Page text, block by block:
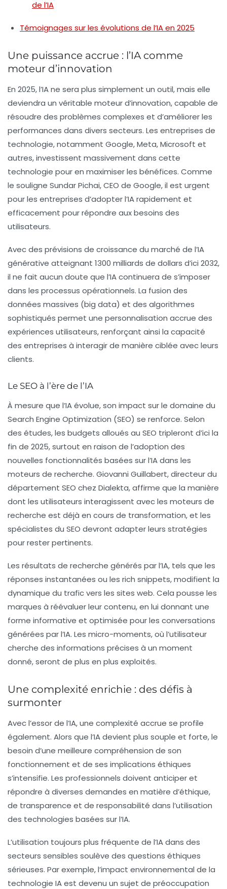
de l’IA
Témoignages sur les évolutions de l’IA en 2025
Une puissance accrue : l’IA comme
moteur d’innovation
En 2025, l’IA ne sera plus simplement un outil, mais elle
deviendra un véritable moteur d’innovation, capable de
résoudre des problèmes complexes et d’améliorer les
performances dans divers secteurs. Les entreprises de
technologie, notamment Google, Meta, Microsoft et
autres, investissent massivement dans cette
technologie pour en maximiser les bénéfices. Comme
le souligne Sundar Pichai, CEO de Google, il est urgent
pour les entreprises d’adopter l’IA rapidement et
efficacement pour répondre aux besoins des
utilisateurs.
Avec des prévisions de croissance du marché de l’IA
générative atteignant 1300 milliards de dollars d’ici 2032,
il ne fait aucun doute que l’IA continuera de s’imposer
dans les processus opérationnels. La fusion des
données massives (big data) et des algorithmes
sophistiqués permet une personnalisation accrue des
expériences utilisateurs, renforçant ainsi la capacité
des entreprises à interagir de manière ciblée avec leurs
clients.
Le SEO à l’ère de l’IA
À mesure que l’IA évolue, son impact sur le domaine du
Search Engine Optimization (SEO) se renforce. Selon
des études, les budgets alloués au SEO tripleront d’ici la
fin de 2025, surtout en raison de l’adoption des
nouvelles fonctionnalités basées sur l’IA dans les
moteurs de recherche. Giovanni Guillabert, directeur du
département SEO chez Dialekta, affirme que la manière
dont les utilisateurs interagissent avec les moteurs de
recherche est déjà en cours de transformation, et les
spécialistes du SEO devront adapter leurs stratégies
pour rester pertinents.
Les résultats de recherche générés par l’IA, tels que les
réponses instantanées ou les rich snippets, modifient la
dynamique du trafic vers les sites web. Cela pousse les
marques à réévaluer leur contenu, en lui donnant une
forme informative et optimisée pour les conversations
générées par l’IA. Les micro-moments, où l’utilisateur
cherche des informations précises à un moment
donné, seront de plus en plus exploités.
Une complexité enrichie : des défis à
surmonter
Avec l’essor de l’IA, une complexité accrue se profile
également. Alors que l’IA devient plus souple et forte, le
besoin d’une meilleure compréhension de son
fonctionnement et de ses implications éthiques
s’intensifie. Les professionnels doivent anticiper et
répondre à diverses demandes en matière d’éthique,
de transparence et de responsabilité dans l’utilisation
des technologies basées sur l’IA.
L’utilisation toujours plus fréquente de l’IA dans des
secteurs sensibles soulève des questions éthiques
sérieuses. Par exemple, l’impact environnemental de la
technologie IA est devenu un sujet de préoccupation